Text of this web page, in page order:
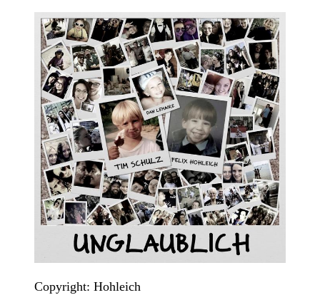
Copyright: Hohleich